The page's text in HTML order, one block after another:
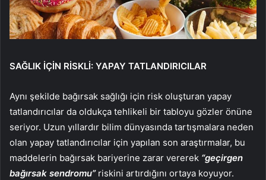
SAĞLIK İÇİN RİSKLİ: YAPAY TATLANDIRICILAR
Aynı şekilde bağırsak sağlığı için risk oluşturan yapay
tatlandırıcılar da oldukça tehlikeli bir tabloyu gözler önüne
seriyor. Uzun yıllardır bilim dünyasında tartışmalara neden
olan yapay tatlandırıcılar için yapılan son araştırmalar, bu
maddelerin bağırsak bariyerine zarar vererek “geçirgen
bağırsak sendromu” riskini artırdığını ortaya koyuyor.